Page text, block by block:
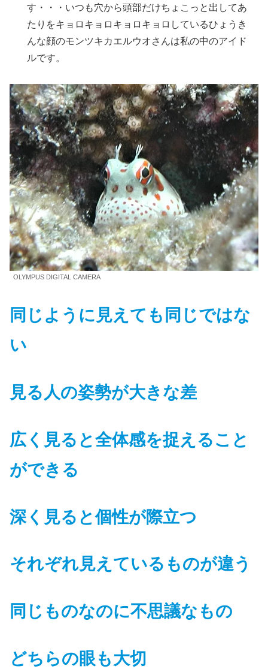
す・・・いつも穴から頭部だけちょこっと出してあ
たりをキョロキョロキョロキョロしているひょうき
んな顔のモンツキカエルウオさんは私の中のアイド
ルです。
OLYMPUS DIGITAL CAMERA
同じように見えても同じではな
い
見る人の姿勢が大きな差
広く見ると全体感を捉えること
ができる
深く見ると個性が際立つ
それぞれ見えているものが違う
同じものなのに不思議なもの
どちらの眼も大切